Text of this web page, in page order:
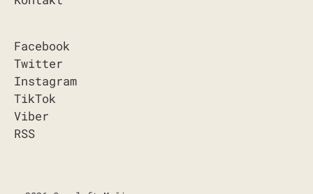
Facebook
Twitter
Instagram
TikTok
Viber
RSS